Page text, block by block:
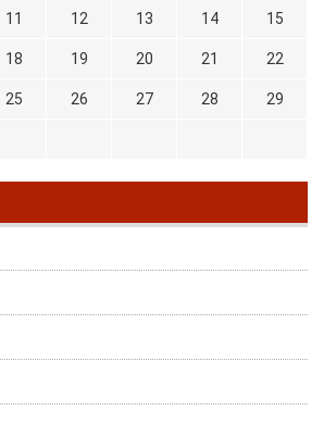
11 12 13 14 15
18 19 20 21 22
25 26 27 28 29